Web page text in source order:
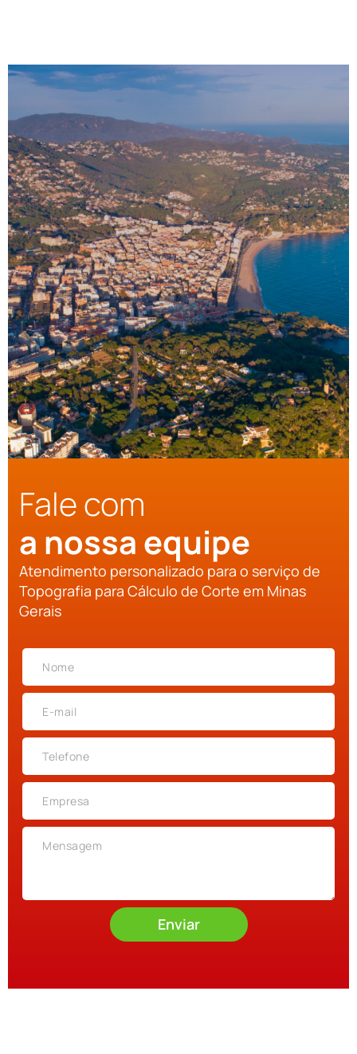
Fale com
a nossa equipe
Atendimento personalizado para o serviço de
Topografia para Cálculo de Corte em Minas
Gerais
Enviar